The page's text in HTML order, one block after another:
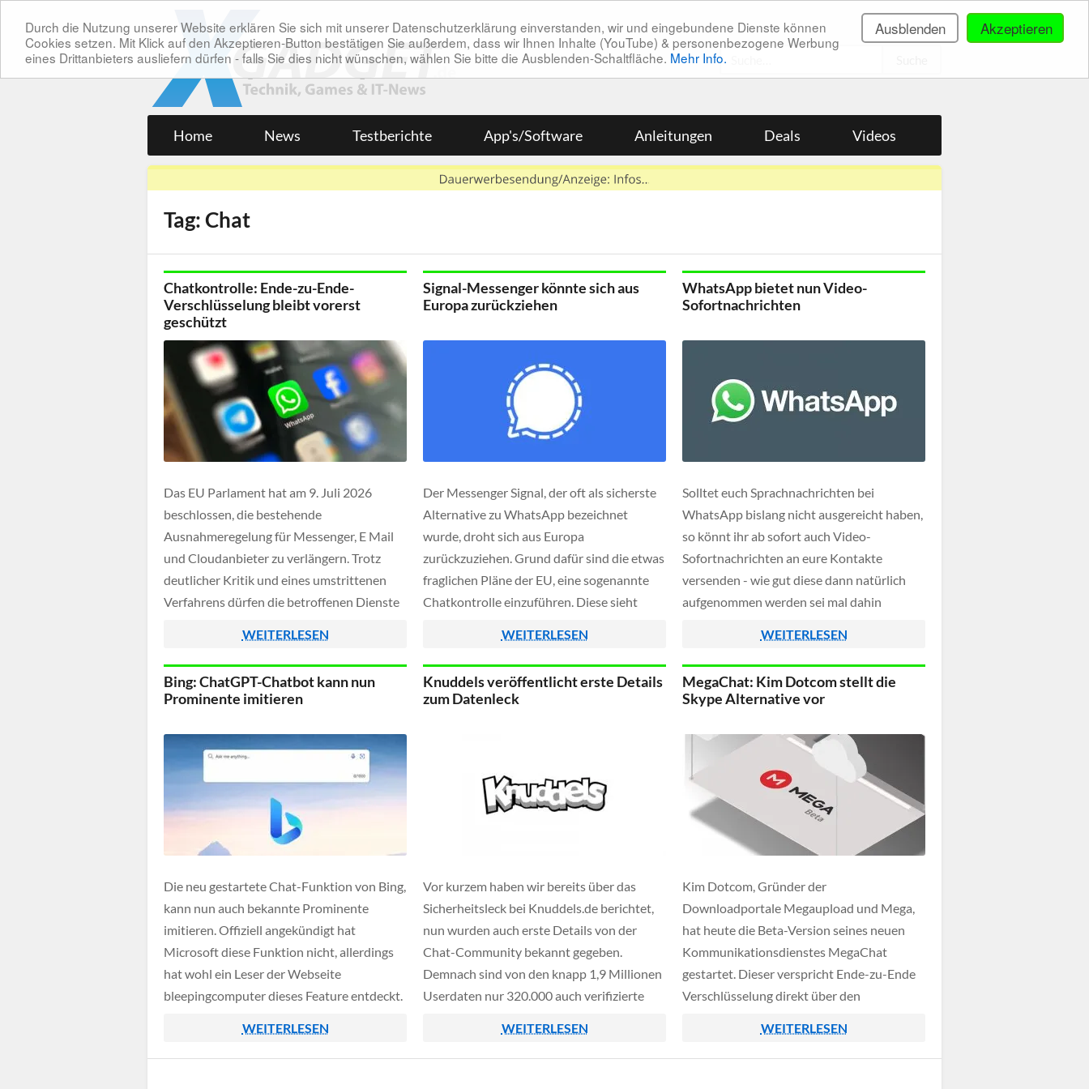
Akzeptieren
Ausblenden
Durch die Nutzung unserer Website erklären Sie sich mit unserer Datenschutzerklärung einverstanden, wir und eingebundene Dienste können
Cookies setzen. Mit Klick auf den Akzeptieren-Button bestätigen Sie außerdem, dass wir Ihnen Inhalte (YouTube) & personenbezogene Werbung
eines Drittanbieters ausliefern dürfen - falls Sie dies nicht wünschen, wählen Sie bitte die Ausblenden-Schaltfläche. Mehr Info.
Home News Testberichte App's/Software Anleitungen Deals Videos
Tag: Chat
Chatkontrolle: Ende-zu-Ende-
Verschlüsselung bleibt vorerst
geschützt
Das EU Parlament hat am 9. Juli 2026
beschlossen, die bestehende
Ausnahmeregelung für Messenger, E Mail
und Cloudanbieter zu verlängern. Trotz
deutlicher Kritik und eines umstrittenen
Verfahrens dürfen die betroffenen Dienste
auf Darstellungen sexuellen
Kindesmissbrauchs überprüfen. Von der
Regelung ausgenommen bleiben jedoch
Ende-Verschlüsselung geschützt sind.
WEITERLESEN
Signal-Messenger könnte sich aus
Europa zurückziehen
Der Messenger Signal, der oft als sicherste
Alternative zu WhatsApp bezeichnet
wurde, droht sich aus Europa
zurückzuziehen. Grund dafür sind die etwas
fraglichen Pläne der EU, eine sogenannte
Chatkontrolle einzuführen. Diese sieht
eine Technik integrieren müssen, mit der
Inhalte schon vor der Verschlüsselung auf
illegales Material durchsucht werden
WEITERLESEN
WhatsApp bietet nun Video-
Sofortnachrichten
Solltet euch Sprachnachrichten bei
WhatsApp bislang nicht ausgereicht haben,
so könnt ihr ab sofort auch Video-
Sofortnachrichten an eure Kontakte
versenden - wie gut diese dann natürlich
aufgenommen werden sei mal dahin
viele Leute reine Textnachrichten.
WEITERLESEN
Bing: ChatGPT-Chatbot kann nun
Prominente imitieren
Die neu gestartete Chat-Funktion von Bing,
kann nun auch bekannte Prominente
imitieren. Offiziell angekündigt hat
Microsoft diese Funktion nicht, allerdings
hat wohl ein Leser der Webseite
bleepingcomputer dieses Feature entdeckt.
Befehl "celebrity mode" aktivieren und muss
anschließend eine Auswahl treffen welcher
WEITERLESEN
Knuddels veröffentlicht erste Details
zum Datenleck
Vor kurzem haben wir bereits über das
Sicherheitsleck bei Knuddels.de berichtet,
nun wurden auch erste Details von der
Chat-Community bekannt gegeben.
Demnach sind von den knapp 1,9 Millionen
Userdaten nur 320.000 auch verifizierte
Adresse nie bestätigt, die Mehrheit soll also
aus ungültigen Fantasie-Adressen
WEITERLESEN
MegaChat: Kim Dotcom stellt die
Skype Alternative vor
Kim Dotcom, Gründer der
Downloadportale Megaupload und Mega,
hat heute die Beta-Version seines neuen
Kommunikationsdienstes MegaChat
gestartet. Dieser verspricht Ende-zu-Ende
Verschlüsselung direkt über den
Zeitpunkt bietet der Dienst Voice- und
Video-Chat, später sollen noch Textchats
WEITERLESEN